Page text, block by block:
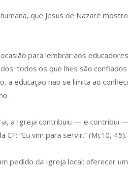
que Jesus de Nazaré
para lembrar aos
todos os que lhes são
a educação não se limita ao
a Igreja contribuiu — e contribui
“Eu vim para servir.” (Mc10, 45).
pedido da Igreja local: oferecer